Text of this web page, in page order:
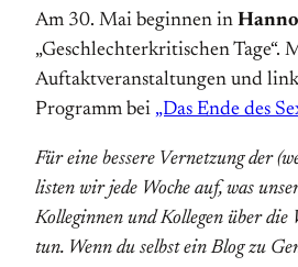
Am 30. Mai beginnen in
„Geschlechterkritischen Tage“.
Auftaktveranstaltungen und
Programm bei „Das Ende des
Für eine bessere Vernetzung der
listen wir jede Woche auf, was
Kolleginnen und Kollegen über die
tun. Wenn du selbst ein Blog zu